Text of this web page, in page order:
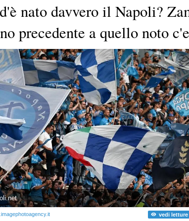
nato davvero il Napoli?
precedente a quello noto
vedi letture